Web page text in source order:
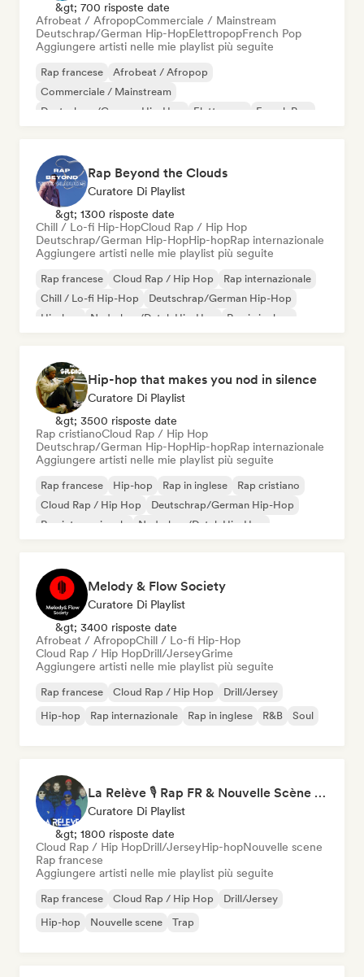
&gt; 700 risposte date
Afrobeat / AfropopCommerciale / Mainstream
Deutschrap/German Hip-HopElettropopFrench Pop
Aggiungere artisti nelle mie playlist più seguite
Rap francese
Afrobeat / Afropop
Commerciale / Mainstream
Deutschrap/German Hip-Hop
Elettropop
French Pop
Rap Beyond the Clouds
Curatore Di Playlist
&gt; 1300 risposte date
Chill / Lo-fi Hip-HopCloud Rap / Hip Hop
Deutschrap/German Hip-HopHip-hopRap internazionale
Aggiungere artisti nelle mie playlist più seguite
Rap francese Cloud Rap / Hip Hop
Rap internazionale
Chill / Lo-fi Hip-Hop
Deutschrap/German Hip-Hop
Hip-hop
Nederhop/Dutch Hip-Hop Rap in inglese
Hip-hop that makes you nod in silence
Curatore Di Playlist
&gt; 3500 risposte date
Rap cristianoCloud Rap / Hip Hop
Deutschrap/German Hip-HopHip-hopRap internazionale
Aggiungere artisti nelle mie playlist più seguite
Rap francese Hip-hop Rap in inglese
Rap cristiano
Cloud Rap / Hip Hop
Deutschrap/German Hip-Hop
Rap internazionale
Nederhop/Dutch Hip-Hop
Melody & Flow Society
Curatore Di Playlist
&gt; 3400 risposte date
Afrobeat / AfropopChill / Lo-fi Hip-Hop
Cloud Rap / Hip HopDrill/JerseyGrime
Aggiungere artisti nelle mie playlist più seguite
Rap francese Cloud Rap / Hip Hop
Drill/Jersey
Hip-hop
Rap internazionale Rap in inglese R&B Soul
La Relève 🎙️ Rap FR & Nouvelle Scène Hip-Hop
Curatore Di Playlist
&gt; 1800 risposte date
Cloud Rap / Hip HopDrill/JerseyHip-hopNouvelle scene
Rap francese
Aggiungere artisti nelle mie playlist più seguite
Rap francese Cloud Rap / Hip Hop
Drill/Jersey
Hip-hop
Nouvelle scene Trap